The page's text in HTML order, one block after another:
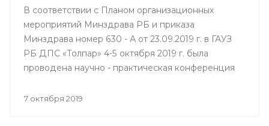
В соответствии с Планом организационных
мероприятий Минздрава РБ и приказа
Минздрава номер 630 - А от 23.09.2019 г. в ГАУЗ
РБ ДПС «Толпар» 4-5 октября 2019 г. была
проводена научно - практическая конференция
лечения в детских противотуберкулёзных
7 октября 2019